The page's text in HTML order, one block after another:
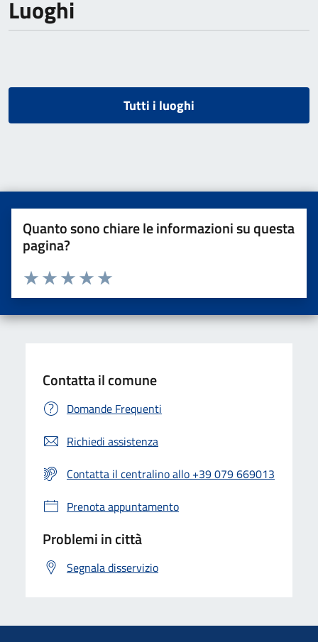
Luoghi
Tutti i luoghi
Quanto sono chiare le informazioni su questa
pagina?
Valuta da 1 a 5 stelle la pagina
Valuta 5 stelle su 5
Valuta 4 stelle su 5
Valuta 3 stelle su 5
Valuta 2 stelle su 5
Valuta una stella su 5
Contatta il comune
Domande Frequenti
Richiedi assistenza
Contatta il centralino allo +39 079 669013
Prenota appuntamento
Problemi in città
Segnala disservizio